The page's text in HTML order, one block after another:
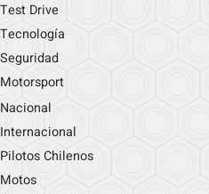
Test Drive
Tecnología
Seguridad
Motorsport
Nacional
Internacional
Pilotos Chilenos
Motos